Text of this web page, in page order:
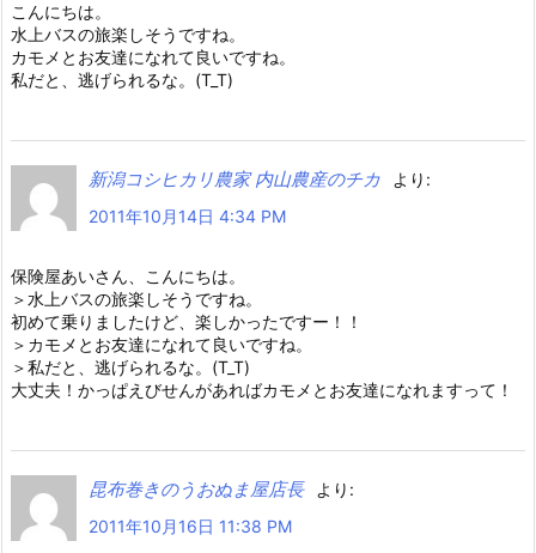
こんにちは。
水上バスの旅楽しそうですね。
カモメとお友達になれて良いですね。
私だと、逃げられるな。(T_T)
新潟コシヒカリ農家 内山農産のチカ
より:
2011年10月14日 4:34 PM
保険屋あいさん、こんにちは。
＞水上バスの旅楽しそうですね。
初めて乗りましたけど、楽しかったですー！！
＞カモメとお友達になれて良いですね。
＞私だと、逃げられるな。(T_T)
大丈夫！かっぱえびせんがあればカモメとお友達になれますって！
昆布巻きのうおぬま屋店長
より:
2011年10月16日 11:38 PM